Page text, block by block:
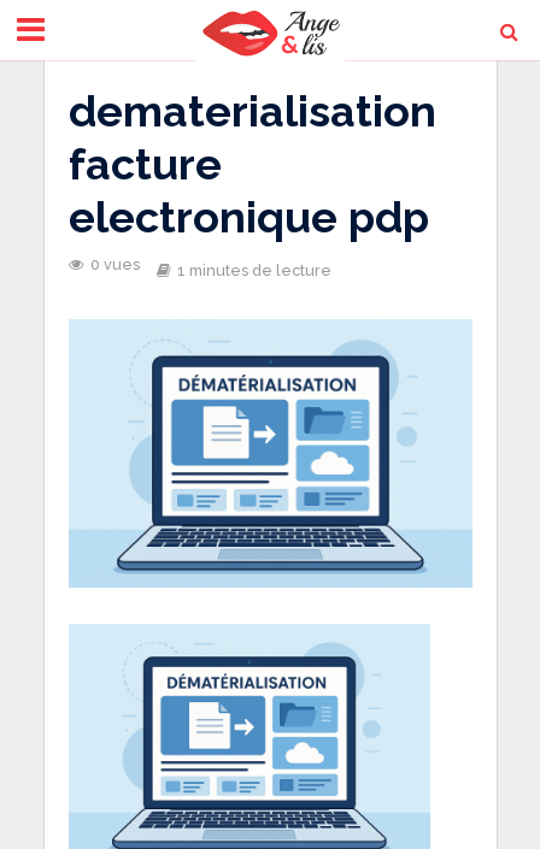
dematerialisation
facture
electronique pdp
0 vues 1 minutes de lecture